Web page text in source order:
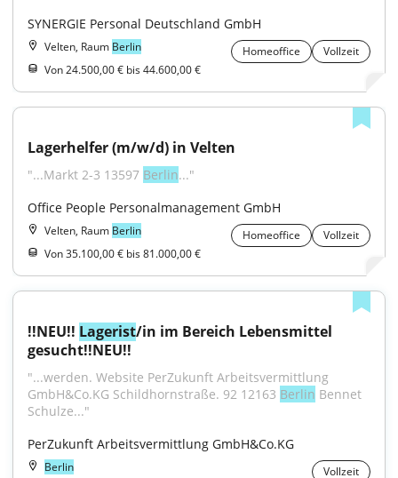
SYNERGIE Personal Deutschland GmbH
Velten, Raum Berlin Homeoffice
Vollzeit
Von 24.500,00 € bis 44.600,00 €
Lagerhelfer (m/w/d) in Velten
"...Markt 2-3 13597 Berlin..."
Office People Personalmanagement GmbH
Velten, Raum Berlin Homeoffice
Vollzeit
Von 35.100,00 € bis 81.000,00 €
!!NEU!! Lagerist/in im Bereich Lebensmittel
gesucht!!NEU!!
"...werden. Website PerZukunft Arbeitsvermittlung
GmbH&Co.KG Schildhornstraße. 92 12163 Berlin Bennet
Schulze..."
PerZukunft Arbeitsvermittlung GmbH&Co.KG
Berlin Vollzeit